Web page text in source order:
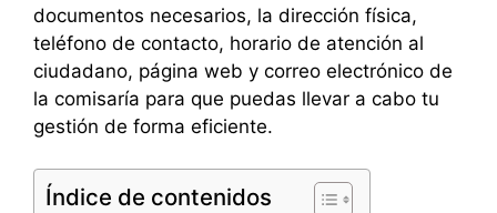
documentos necesarios, la dirección física,
teléfono de contacto, horario de atención al
ciudadano, página web y correo electrónico de
la comisaría para que puedas llevar a cabo tu
gestión de forma eficiente.
Índice de contenidos